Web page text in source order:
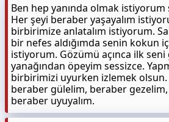
Ben hep yanında olmak istiyorum
Her şeyi beraber yaşayalım
birbirimize anlatalım istiyorum.
bir nefes aldığımda senin kokun
istiyorum. Gözümü açınca ilk
yanağından öpeyim sessizce.
birbirimizi uyurken izlemek
beraber gülelim, beraber
beraber uyuyalım.